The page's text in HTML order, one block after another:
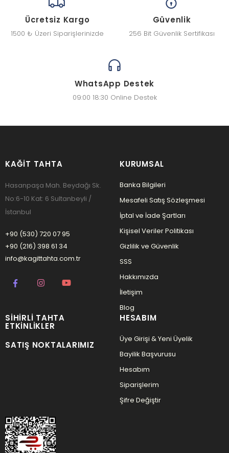
Ücretsiz Kargo
1500 ₺ Üzeri Siparişlerinizde
Güvenlik
256 Bit Güvenlik Sertifikası
WhatsApp Destek
09:00 18:30 Online Destek
KAĞIT TAHTA
Hasanpaşa Mah. Beydağı Sk.
No:6-10 Kat: 6 Sultanbeyli /
İstanbul
+90 (530) 720 07 95
+90 (216) 398 61 34
info@kagittahta.com.tr
KURUMSAL
Banka Bilgileri
Mesafeli Satış Sözleşmesi
İptal ve İade Şartları
Kişisel Veriler Politikası
Gizlilik ve Güvenlik
SSS
Hakkımızda
İletişim
Blog
SIHIRLI TAHTA
ETKINLIKLER
SATIŞ NOKTALARIMIZ
HESABIM
Üye Girişi & Yeni Üyelik
Bayilik Başvurusu
Hesabım
Siparişlerim
Şifre Değiştir